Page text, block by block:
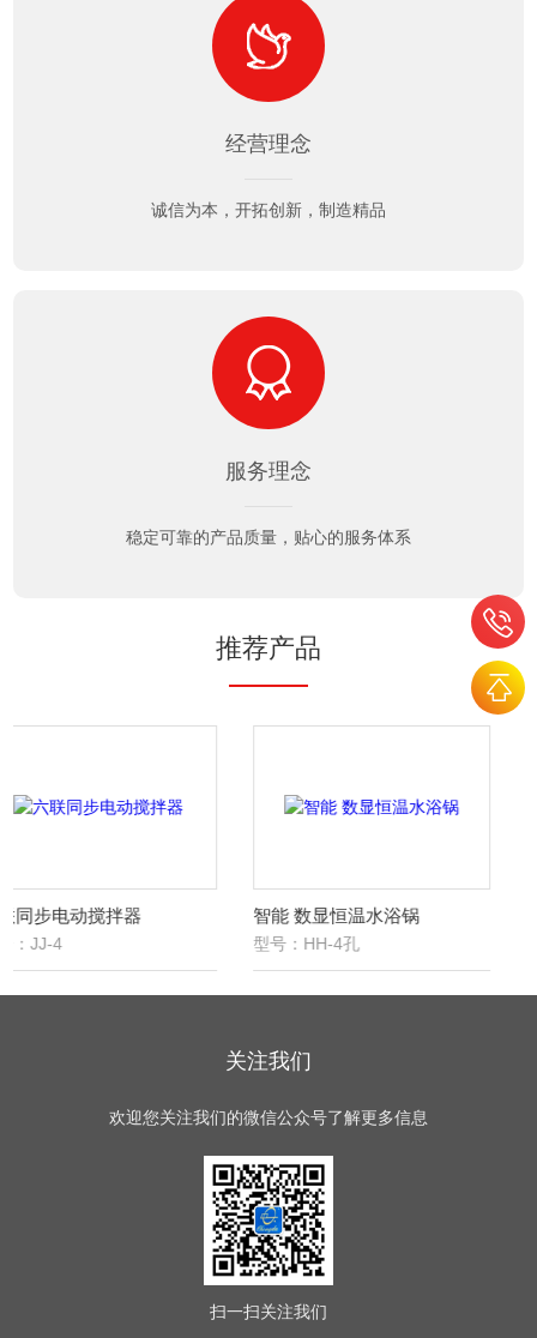
经营理念
诚信为本，开拓创新，制造精品
服务理念
稳定可靠的产品质量，贴心的服务体系
推荐产品
智能 数显恒温水浴锅 玻璃恒温水浴
关注我们
欢迎您关注我们的微信公众号了解更多信息
扫一扫关注我们